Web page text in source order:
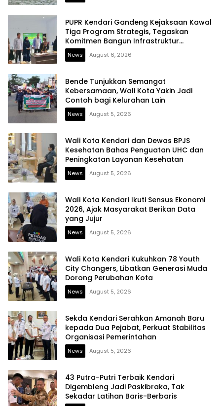
PUPR Kendari Gandeng Kejaksaan Kawal
Tiga Program Strategis, Tegaskan
Komitmen Bangun Infrastruktur
Berintegritas
News August 6, 2026
Bende Tunjukkan Semangat
Kebersamaan, Wali Kota Yakin Jadi
Contoh bagi Kelurahan Lain
News August 5, 2026
Wali Kota Kendari dan Dewas BPJS
Kesehatan Bahas Penguatan UHC dan
Peningkatan Layanan Kesehatan
News August 5, 2026
Wali Kota Kendari Ikuti Sensus Ekonomi
2026, Ajak Masyarakat Berikan Data
yang Jujur
News August 5, 2026
Wali Kota Kendari Kukuhkan 78 Youth
City Changers, Libatkan Generasi Muda
Dorong Perubahan Kota
News August 5, 2026
Sekda Kendari Serahkan Amanah Baru
kepada Dua Pejabat, Perkuat Stabilitas
Organisasi Pemerintahan
News August 5, 2026
43 Putra-Putri Terbaik Kendari
Digembleng Jadi Paskibraka, Tak
Sekadar Latihan Baris-Berbaris